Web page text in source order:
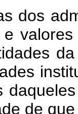
dos
de